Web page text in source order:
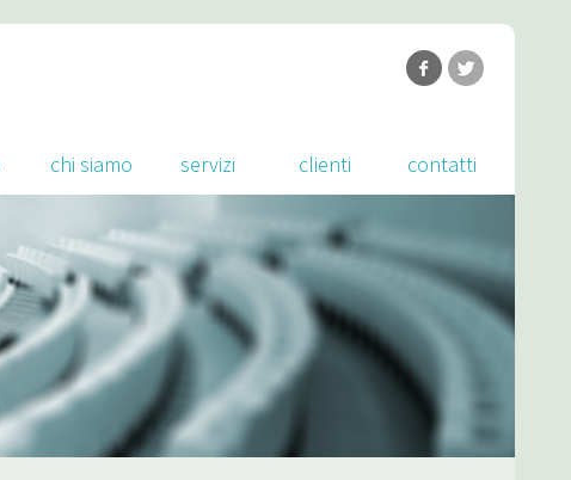
chi siamo servizi clienti contatti